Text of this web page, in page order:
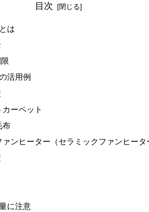
目次
は
活用例
カーペット
布
ァンヒーター（セラミックファンヒータ
に注意